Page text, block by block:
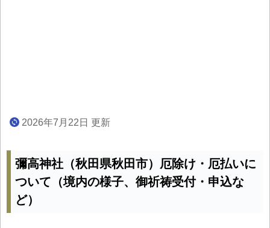
2026年7月22日 更新
彌高神社（秋田県秋田市）厄除け・厄払いに
ついて（境内の様子、御祈祷受付・申込な
ど）